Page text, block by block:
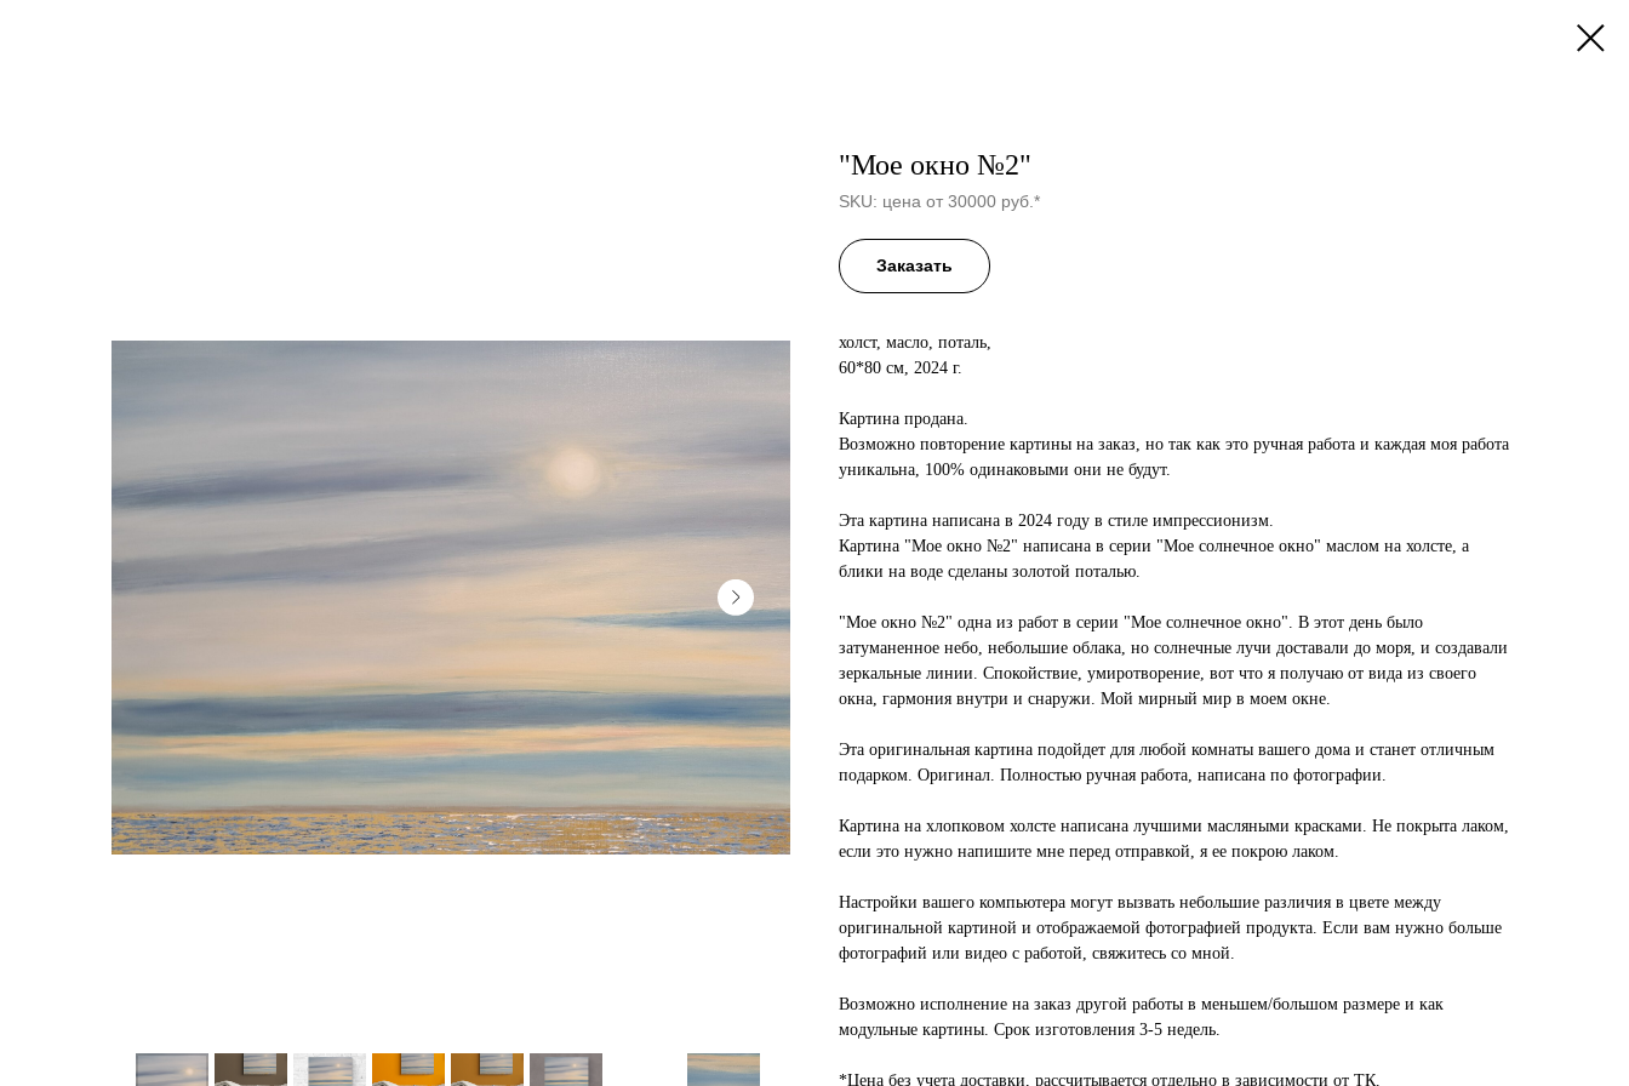
"Мое окно №2"
SKU: цена от 30000 руб.*
Заказать
холст, масло, поталь,
60*80 см, 2024 г.
Картина продана.
Возможно повторение картины на заказ, но так как это ручная работа и каждая моя работа
уникальна, 100% одинаковыми они не будут.
Эта картина написана в 2024 году в стиле импрессионизм.
Картина "Мое окно №2" написана в серии "Мое солнечное окно" маслом на холсте, а
блики на воде сделаны золотой поталью.
"Мое окно №2" одна из работ в серии "Мое солнечное окно". В этот день было
затуманенное небо, небольшие облака, но солнечные лучи доставали до моря, и создавали
зеркальные линии. Спокойствие, умиротворение, вот что я получаю от вида из своего
окна, гармония внутри и снаружи. Мой мирный мир в моем окне.
Эта оригинальная картина подойдет для любой комнаты вашего дома и станет отличным
подарком. Оригинал. Полностью ручная работа, написана по фотографии.
Картина на хлопковом холсте написана лучшими масляными красками. Не покрыта лаком,
если это нужно напишите мне перед отправкой, я ее покрою лаком.
Настройки вашего компьютера могут вызвать небольшие различия в цвете между
оригинальной картиной и отображаемой фотографией продукта. Если вам нужно больше
фотографий или видео с работой, свяжитесь со мной.
Возможно исполнение на заказ другой работы в меньшем/большом размере и как
модульные картины. Срок изготовления 3-5 недель.
*Цена без учета доставки, рассчитывается отдельно в зависимости от ТК.